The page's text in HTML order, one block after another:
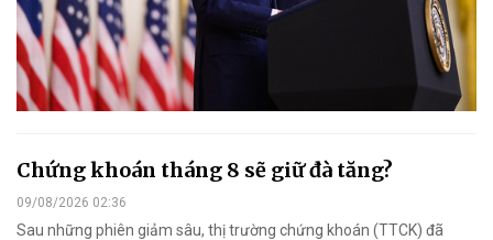
Chứng khoán tháng 8 sẽ giữ đà tăng?
09/08/2026 02:36
Sau những phiên giảm sâu, thị trường chứng khoán (TTCK) đã